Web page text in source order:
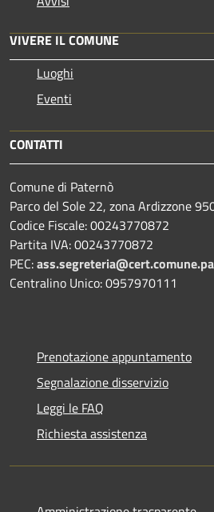
VIVERE IL COMUNE
Luoghi
Eventi
CONTATTI
Comune di Paternò
Parco del Sole 22, zona Ardizzone
Codice Fiscale: 00243770872
Partita IVA: 00243770872
PEC:
Centralino Unico: 0957970111
Prenotazione appuntamento
Segnalazione disservizio
Leggi le FAQ
Richiesta assistenza